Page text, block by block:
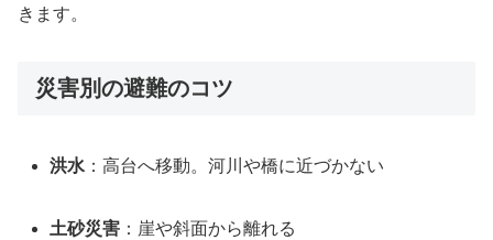
きます。
災害別の避難のコツ
洪水 ：高台へ移動。河川や橋に近づかない
土砂災害 ：崖や斜面から離れる